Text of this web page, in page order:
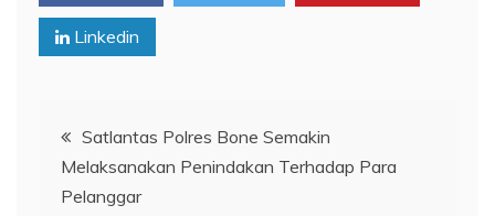
Linkedin
Navigasi
pos
Satlantas Polres Bone Semakin
Melaksanakan Penindakan Terhadap Para
Pelanggar